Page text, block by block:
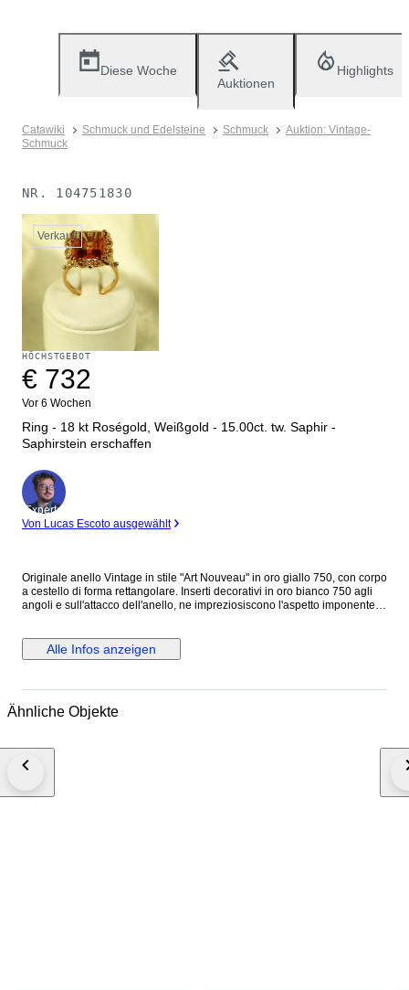
Diese Woche
Auktionen
Highlights
Catawiki Schmuck und Edelsteine Schmuck
Auktion: Vintage-
Schmuck
NR. 104751830
Verkauft
HÖCHSTGEBOT
€ 732
Vor 6 Wochen
Ring - 18 kt Roségold, Weißgold - 15.00ct. tw. Saphir -
Saphirstein erschaffen
Experte
Von Lucas Escoto ausgewählt
Originale anello Vintage in stile "Art Nouveau" in oro giallo 750, con corpo
a cestello di forma rettangolare. Inserti decorativi in oro bianco 750 agli
angoli e sull'attacco dell'anello, ne impreziosiscono l'aspetto imponente.
Peso della pietra, c.ca 15 carati. Bel colore lucente arancione, miele
ambrato. Marchiato internamente 750. Bel esemplare in ottima
2,9 cm. Larg. max. 1,9 cm. Spess. max. 2,1 cm. Diametro interno, (a
tracciabile.
Alle Infos anzeigen
Ähnliche Objekte